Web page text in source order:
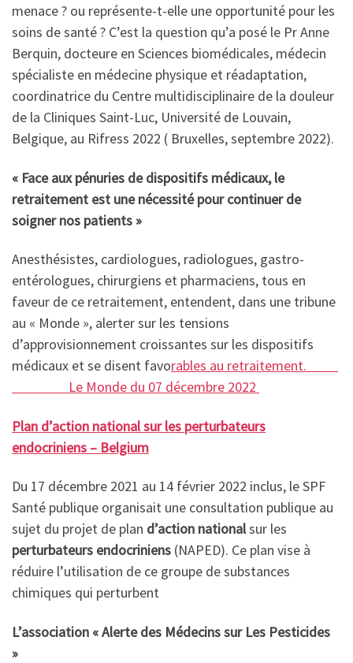
menace ? ou représente-t-elle une opportunité pour les
soins de santé ? C’est la question qu’a posé le Pr Anne
Berquin, docteure en Sciences biomédicales, médecin
spécialiste en médecine physique et réadaptation,
coordinatrice du Centre multidisciplinaire de la douleur
de la Cliniques Saint-Luc, Université de Louvain,
Belgique, au Rifress 2022 ( Bruxelles, septembre 2022).
« Face aux pénuries de dispositifs médicaux, le
retraitement est une nécessité pour continuer de
soigner nos patients »
Anesthésistes, cardiologues, radiologues, gastro-
entérologues, chirurgiens et pharmaciens, tous en
faveur de ce retraitement, entendent, dans une tribune
au « Monde », alerter sur les tensions
d’approvisionnement croissantes sur les dispositifs
médicaux et se disent favorables au retraitement.
Le Monde du 07 décembre 2022
Plan d’action national sur les perturbateurs
endocriniens – Belgium
Du 17 décembre 2021 au 14 février 2022 inclus, le SPF
Santé publique organisait une consultation publique au
sujet du projet de plan d’action nationalsur les
perturbateurs endocriniens (NAPED). Ce plan vise à
réduire l’utilisation de ce groupe de substances
chimiques qui perturbent
L’association « Alerte des Médecins sur Les Pesticides
»